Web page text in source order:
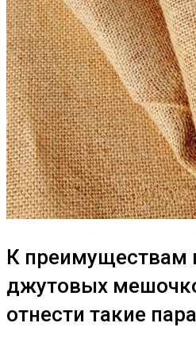
К преимуществам
джутовых
отнести такие